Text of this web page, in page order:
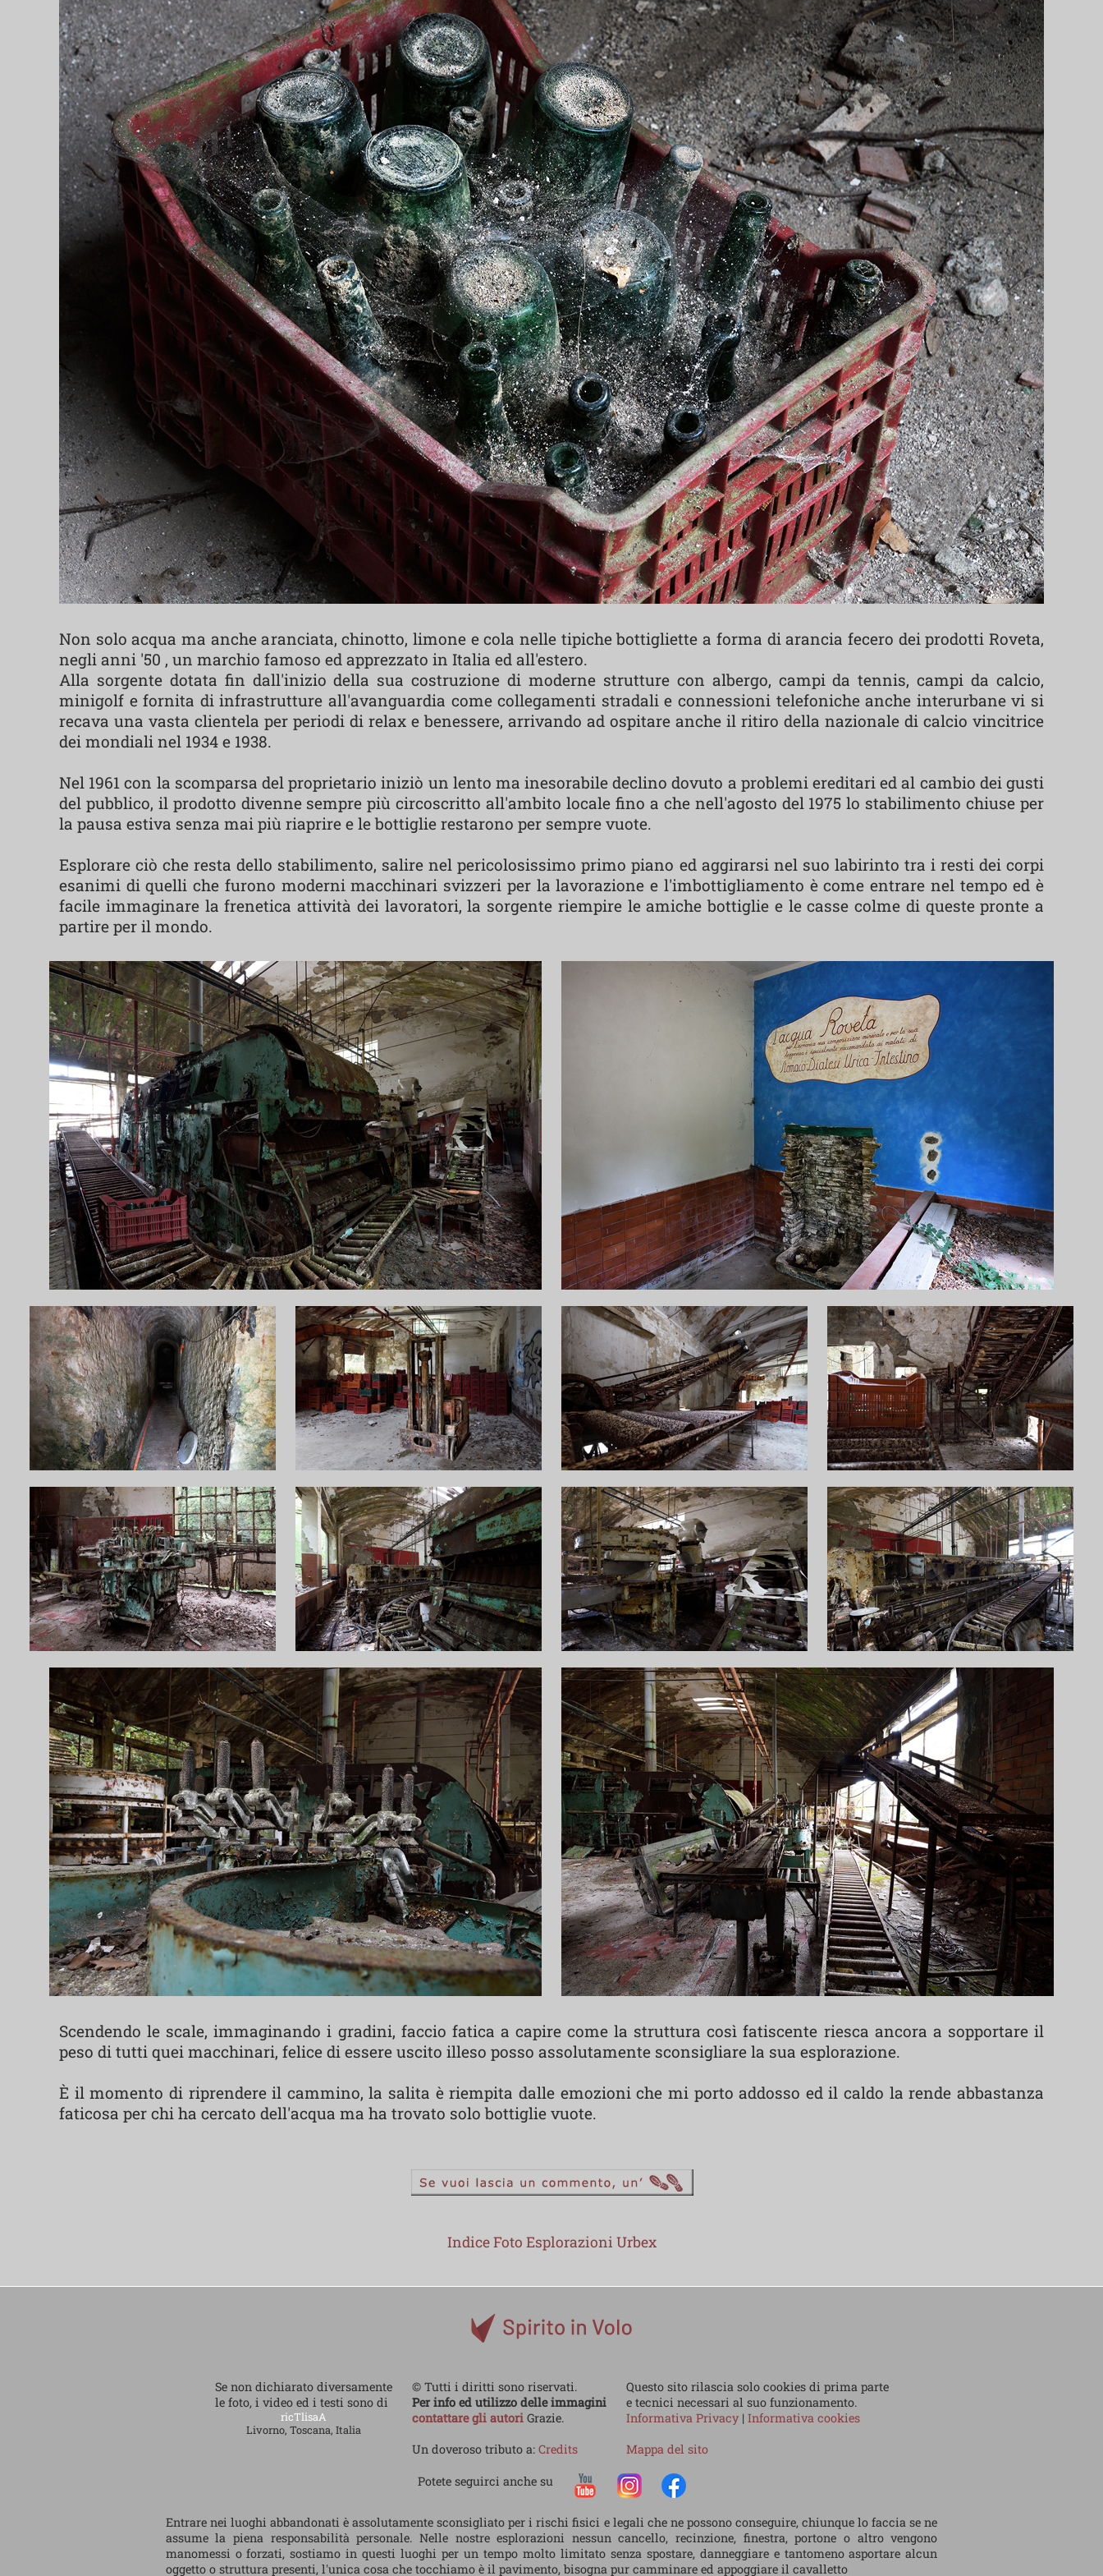
Non solo acqua ma anche aranciata, chinotto, limone e cola nelle tipiche bottigliette a forma di arancia fecero dei prodotti Roveta,
negli anni '50 , un marchio famoso ed apprezzato in Italia ed all'estero.
Alla sorgente dotata fin dall'inizio della sua costruzione di moderne strutture con albergo, campi da tennis, campi da calcio,
minigolf e fornita di infrastrutture all'avanguardia come collegamenti stradali e connessioni telefoniche anche interurbane vi si
recava una vasta clientela per periodi di relax e benessere, arrivando ad ospitare anche il ritiro della nazionale di calcio vincitrice
dei mondiali nel 1934 e 1938.
Nel 1961 con la scomparsa del proprietario iniziò un lento ma inesorabile declino dovuto a problemi ereditari ed al cambio dei gusti
del pubblico, il prodotto divenne sempre più circoscritto all'ambito locale fino a che nell'agosto del 1975 lo stabilimento chiuse per
la pausa estiva senza mai più riaprire e le bottiglie restarono per sempre vuote.
Esplorare ciò che resta dello stabilimento, salire nel pericolosissimo primo piano ed aggirarsi nel suo labirinto tra i resti dei corpi
esanimi di quelli che furono moderni macchinari svizzeri per la lavorazione e l'imbottigliamento è come entrare nel tempo ed è
facile immaginare la frenetica attività dei lavoratori, la sorgente riempire le amiche bottiglie e le casse colme di queste pronte a
partire per il mondo.
Scendendo le scale, immaginando i gradini, faccio fatica a capire come la struttura così fatiscente riesca ancora a sopportare il
peso di tutti quei macchinari, felice di essere uscito illeso posso assolutamente sconsigliare la sua esplorazione.
È il momento di riprendere il cammino, la salita è riempita dalle emozioni che mi porto addosso ed il caldo la rende abbastanza
faticosa per chi ha cercato dell'acqua ma ha trovato solo bottiglie vuote.
Indice Foto Esplorazioni Urbex
Se non dichiarato diversamente
le foto, i video ed i testi sono di
ricTlisaA
Livorno, Toscana, Italia
© Tutti i diritti sono riservati.
Per info ed utilizzo delle immagini
contattare gli autoriGrazie.
Un doveroso tributo a: Credits
Questo sito rilascia solo cookies di prima parte
e tecnici necessari al suo funzionamento.
Informativa Privacy | Informativa cookies
Mappa del sito
Potete seguirci anche su
Entrare nei luoghi abbandonati è assolutamente sconsigliato per i rischi fisici e legali che ne possono conseguire, chiunque lo faccia se ne
assume la piena responsabilità personale. Nelle nostre esplorazioni nessun cancello, recinzione, finestra, portone o altro vengono
manomessi o forzati, sostiamo in questi luoghi per un tempo molto limitato senza spostare, danneggiare e tantomeno asportare alcun
oggetto o struttura presenti, l'unica cosa che tocchiamo è il pavimento, bisogna pur camminare ed appoggiare il cavalletto